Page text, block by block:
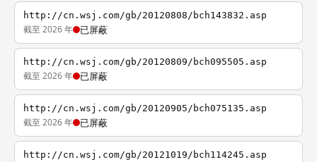
http://cn.wsj.com/gb/20120808/bch143832.asp
截至 2026 年 已屏蔽
http://cn.wsj.com/gb/20120809/bch095505.asp
截至 2026 年 已屏蔽
http://cn.wsj.com/gb/20120905/bch075135.asp
截至 2026 年 已屏蔽
http://cn.wsj.com/gb/20121019/bch114245.asp